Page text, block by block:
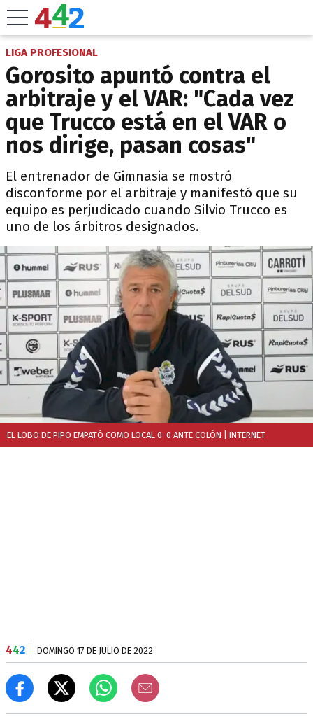
LIGA PROFESIONAL
Gorosito apuntó contra el
arbitraje y el VAR: "Cada vez
que Trucco está en el VAR o
nos dirige, pasan cosas"
El entrenador de Gimnasia se mostró
disconforme por el arbitraje y manifestó que su
equipo es perjudicado cuando Silvio Trucco es
uno de los árbitros designados.
EL LOBO DE PIPO EMPATÓ COMO LOCAL 0-0 ANTE COLÓN | INTERNET
442 DOMINGO 17 DE JULIO DE 2022